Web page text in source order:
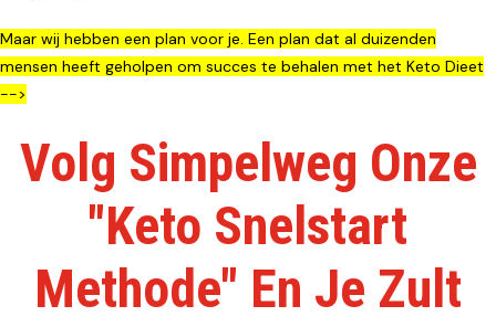
Maar wij hebben een plan voor je. Een plan dat al duizenden
mensen heeft geholpen om succes te behalen met het Keto Dieet
-->
Volg Simpelweg Onze
"Keto Snelstart
Methode" En Je Zult